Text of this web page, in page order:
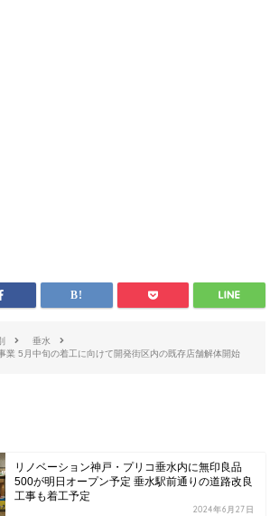
垂水
業 5月中旬の着工に向けて開発街区内の既存店舗解体開始
リノベーション神戸・プリコ垂水内に無印良品
500が明日オープン予定 垂水駅前通りの道路改良
工事も着工予定
2024年6月27日